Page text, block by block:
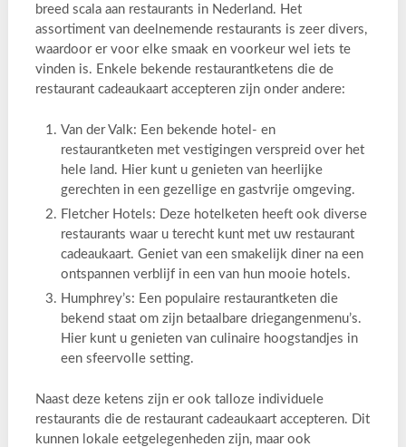
breed scala aan restaurants in Nederland. Het
assortiment van deelnemende restaurants is zeer divers,
waardoor er voor elke smaak en voorkeur wel iets te
vinden is. Enkele bekende restaurantketens die de
restaurant cadeaukaart accepteren zijn onder andere:
Van der Valk: Een bekende hotel- en
restaurantketen met vestigingen verspreid over het
hele land. Hier kunt u genieten van heerlijke
gerechten in een gezellige en gastvrije omgeving.
Fletcher Hotels: Deze hotelketen heeft ook diverse
restaurants waar u terecht kunt met uw restaurant
cadeaukaart. Geniet van een smakelijk diner na een
ontspannen verblijf in een van hun mooie hotels.
Humphrey’s: Een populaire restaurantketen die
bekend staat om zijn betaalbare driegangenmenu’s.
Hier kunt u genieten van culinaire hoogstandjes in
een sfeervolle setting.
Naast deze ketens zijn er ook talloze individuele
restaurants die de restaurant cadeaukaart accepteren. Dit
kunnen lokale eetgelegenheden zijn, maar ook